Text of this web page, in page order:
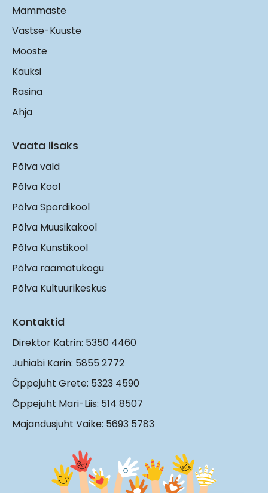
Mammaste
Vastse-Kuuste
Mooste
Kauksi
Rasina
Ahja
Vaata lisaks
Põlva vald
Põlva Kool
Põlva Spordikool
Põlva Muusikakool
Põlva Kunstikool
Põlva raamatukogu
Põlva Kultuurikeskus
Kontaktid
Direktor Katrin: 5350 4460
Juhiabi Karin: 5855 2772
Õppejuht Grete: 5323 4590
Õppejuht Mari-Liis: 514 8507
Majandusjuht Vaike: 5693 5783